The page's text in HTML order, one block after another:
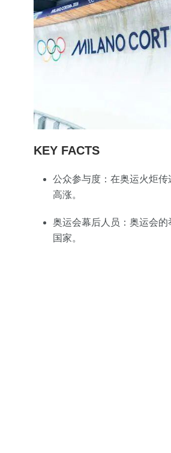
KEY FACTS
公众参与度：在奥运火炬
高涨。
奥运会幕后人员：奥运会
国家。